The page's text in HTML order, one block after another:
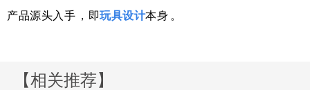
产品源头入手，即玩具设计本身。
【相关推荐】